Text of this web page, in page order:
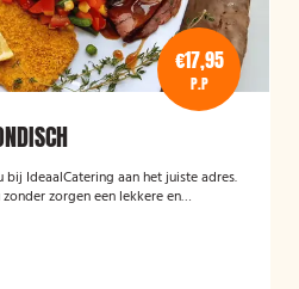
€17,95
P.P
IdeaalCatering aan het juiste adres.
zorgen een lekkere en